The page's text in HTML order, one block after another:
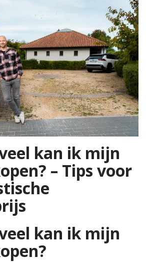
kan ik mijn
– Tips voor
kan ik mijn